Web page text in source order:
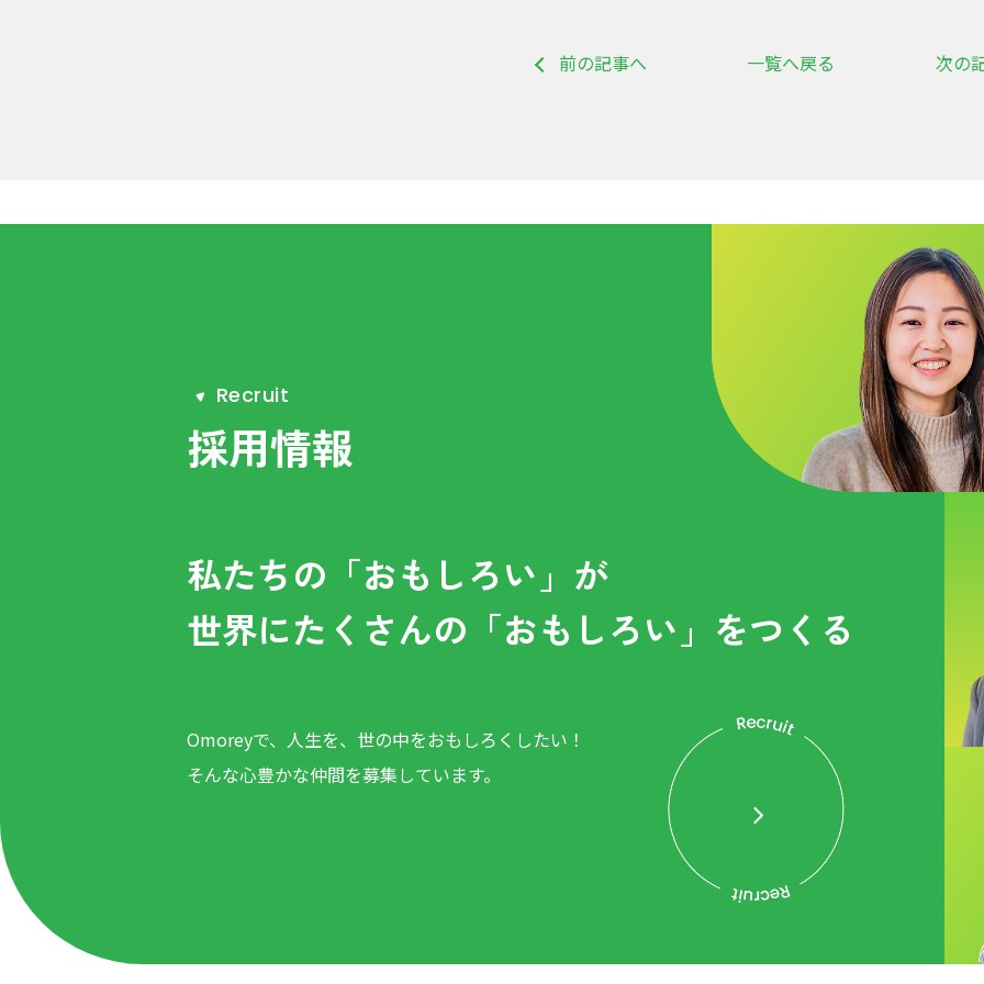
前の記事へ 次の
一覧へ戻る
Recruit
採用情報
私たちの「おもしろい」が
世界にたくさんの 「おもしろい」をつくる
Omoreyで、人生を、世の中をおもしろくしたい！
そんな心豊かな仲間を募集しています。